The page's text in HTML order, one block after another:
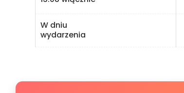
W dniu
wydarzenia